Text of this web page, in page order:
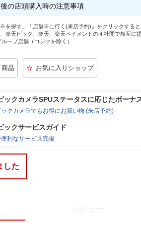
の店頭購入時の注意事項
※を探す」「店舗※に行く(来店予約)」をクリックする
楽天ビック、楽天、楽天ペイメントの４社間で相互に
ープ店舗（コジマを除く）
ックカメラSPUステータスに応じたボーナ
クカメラでもお得にお買い物 (来店予約)
ックサービスガイド
利なサービス完備
した